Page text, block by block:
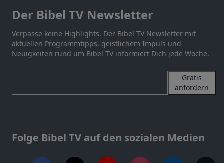
Der Bibel TV Newsletter
Verpasse keine Highlights. Der Bibel TV Newsletter mit
aktuellen Programmtipps, geistlichem Impuls und
Neuigkeiten rund um Bibel TV informiert Dich jede Woche.
Gratis
anfordern
Folge Bibel TV auf den sozialen Medien